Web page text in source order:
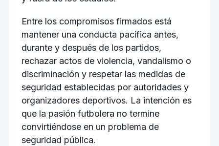
Entre los compromisos firmados está
mantener una conducta pacífica antes,
durante y después de los partidos,
rechazar actos de violencia, vandalismo o
discriminación y respetar las medidas de
seguridad establecidas por autoridades y
organizadores deportivos. La intención es
que la pasión futbolera no termine
convirtiéndose en un problema de
seguridad pública.